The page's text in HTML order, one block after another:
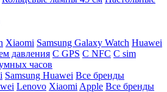
Xiaomi Samsung Galaxy Watch Huawei
давления C GPS C NFC C sim
часов
Samsung Huawei Все бренды
Lenovo Xiaomi Apple Все бренды